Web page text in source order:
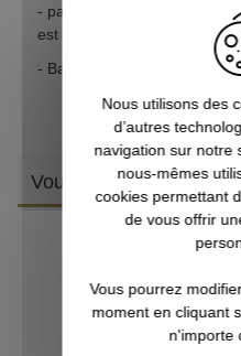
- passage automatique en
est presque déchargé
- Bandeau détachable,
Vous aimerez aussi
Nous utilisons des
d’autres
navigation sur notre
nous-mêmes
cookies permettant
de vous offrir
Vous pourrez
moment en cliquant
n'importe